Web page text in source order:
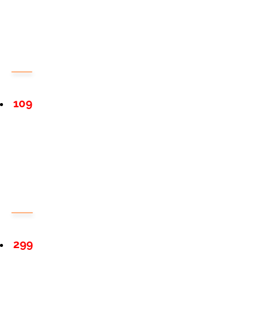
109
299